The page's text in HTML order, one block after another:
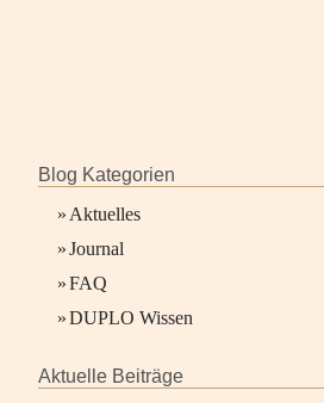
Blog Kategorien
» Aktuelles
»Journal
»FAQ
»DUPLO Wissen
Aktuelle Beiträge